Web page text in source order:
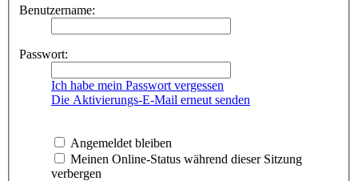
Benutzername:
Passwort:
Ich habe mein Passwort vergessen
Die Aktivierungs-E-Mail erneut senden
Angemeldet bleiben
Meinen Online-Status während dieser Sitzung
verbergen